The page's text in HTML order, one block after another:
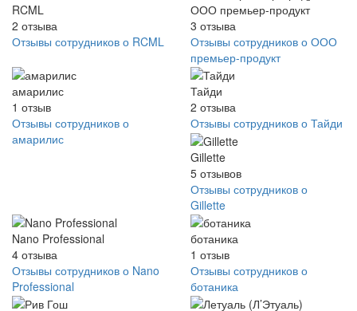
RCML
2 отзыва
Отзывы сотрудников о RCML
ООО премьер-продукт
3 отзыва
Отзывы сотрудников о ООО
премьер-продукт
амарилис
1 отзыв
Отзывы сотрудников о
амарилис
Тайди
2 отзыва
Отзывы сотрудников о Тайди
Gillette
5 отзывов
Отзывы сотрудников о
Gillette
Nano Professional
4 отзыва
Отзывы сотрудников о Nano
Professional
ботаника
1 отзыв
Отзывы сотрудников о
ботаника